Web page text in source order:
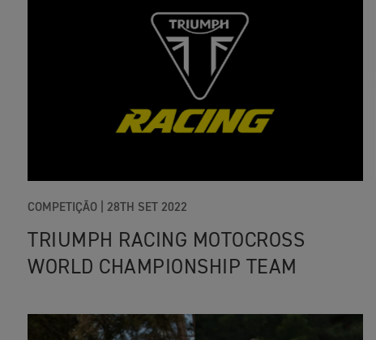
COMPETIÇÃO 28TH SET 2022
TRIUMPH RACING MOTOCROSS
WORLD CHAMPIONSHIP TEAM